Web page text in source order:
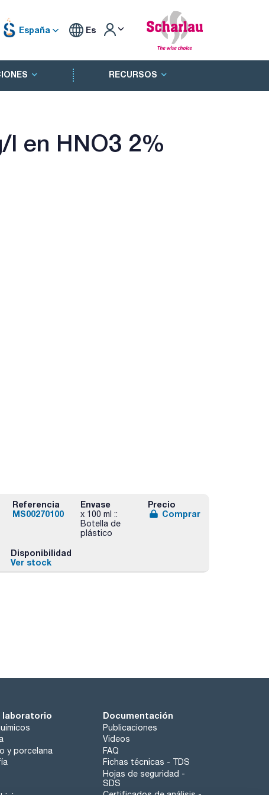
España Es
RECURSOS
en HNO3 2%
Referencia
MS00270100
Envase
x 100 ml ::
Botella de
plástico
Precio
Comprar
Disponibilidad
Ver stock
laboratorio
y porcelana
Documentación
Publicaciones
Videos
FAQ
Fichas técnicas - TDS
Hojas de seguridad -
SDS